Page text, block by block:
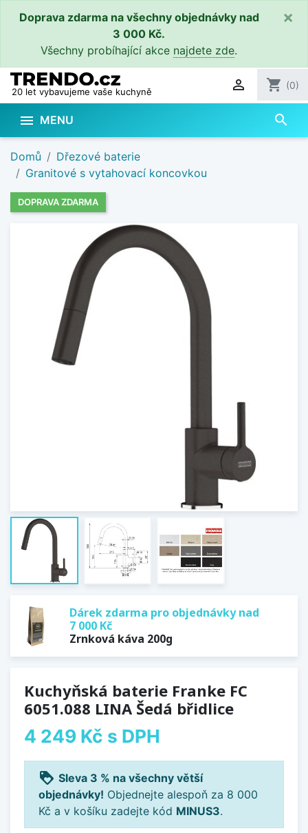
Doprava zdarma na všechny objednávky nad
3 000 Kč.
Všechny probíhající akce najdete zde.
×
20 let vybavujeme vaše kuchyně  shopping_cart (0)
 MENU search
Domů
Dřezové baterie
Granitové s vytahovací koncovkou
DOPRAVA ZDARMA
Dárek zdarma pro objednávky nad
7 000 Kč
Zrnková káva 200g
Kuchyňská baterie Franke FC
6051.088 LINA Šedá břidlice
4 249 Kč s DPH
loyalty Sleva 3 % na všechny větší
objednávky! Objednejte alespoň za 8 000
Kč a v košíku zadejte kód MINUS3.